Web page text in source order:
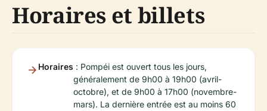
Horaires et billets
Horaires : Pompéi est ouvert tous les jours,
généralement de 9h00 à 19h00 (avril-
octobre), et de 9h00 à 17h00 (novembre-
mars). La dernière entrée est au moins 60